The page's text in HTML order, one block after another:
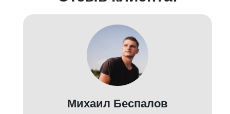
Михаил Беспалов